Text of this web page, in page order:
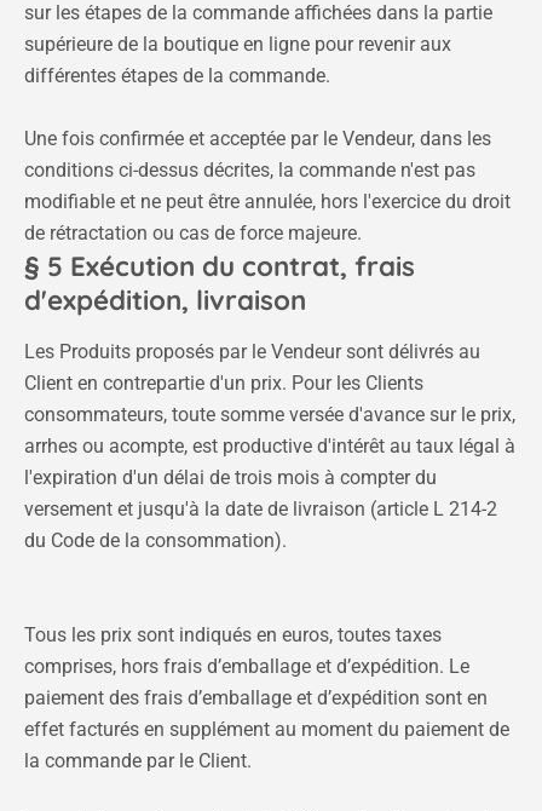
sur les étapes de la commande affichées dans la partie
supérieure de la boutique en ligne pour revenir aux
différentes étapes de la commande.
Une fois confirmée et acceptée par le Vendeur, dans les
conditions ci-dessus décrites, la commande n'est pas
modifiable et ne peut être annulée, hors l'exercice du droit
de rétractation ou cas de force majeure.
§ 5 Exécution du contrat, frais
d'expédition, livraison
Les Produits proposés par le Vendeur sont délivrés au
Client en contrepartie d'un prix. Pour les Clients
consommateurs, toute somme versée d'avance sur le prix,
arrhes ou acompte, est productive d'intérêt au taux légal à
l'expiration d'un délai de trois mois à compter du
versement et jusqu'à la date de livraison (article L 214-2
du Code de la consommation).
Tous les prix sont indiqués en euros, toutes taxes
comprises, hors frais d’emballage et d’expédition. Le
paiement des frais d’emballage et d’expédition sont en
effet facturés en supplément au moment du paiement de
la commande par le Client.